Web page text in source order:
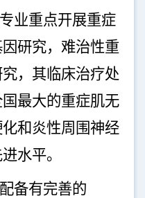
业重点开展重症
研究，难治性重
，其临床治疗处
最大的重症肌无
和炎性周围神经
水平。
备有完善的